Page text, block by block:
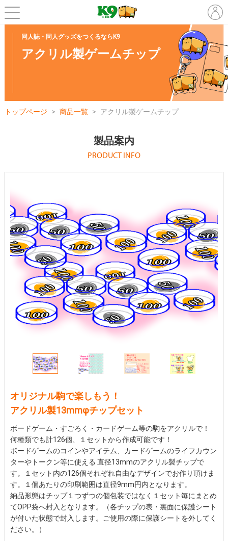
同人誌・同人グッズをつくるならK9
アクリル製ゲームチップ
トップページ 商品一覧 アクリル製ゲームチップ
製品案内
PRODUCT INFO
オリジナル駒で楽しもう！
アクリル製13mmφチップセット
ボードゲーム・すごろく・カードゲーム等の駒をアクリルで！
何種類でも計126個、１セットから作成可能です！
ボードゲームのコインやアイテム、カードゲームのライフカウン
ターやトークン等に使える 直径13mmのアクリル製チップで
す。１セット内の126個それぞれ自由なデザインでお作り頂けま
す。１個あたりの印刷範囲は直径9mm円内となります。
納品形態はチップ１つずつの個包装ではなく１セット毎にまとめ
てOPP袋へ封入となります。（各チップの表・裏面に保護シート
が付いた状態で封入します。ご使用の際に保護シートを外してく
ださい。）